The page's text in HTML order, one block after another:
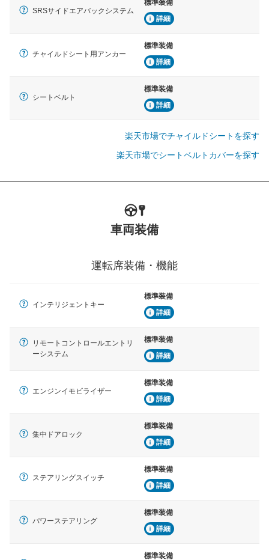
SRSサイドエアバックシステム
標準装備
詳細
チャイルドシート用アンカー
標準装備
詳細
シートベルト
標準装備
詳細
楽天市場でチャイルドシートを探す
楽天市場でシートベルトカバーを探す
車両装備
運転席装備・機能
インテリジェントキー
標準装備
詳細
リモートコントロールエントリ
ーシステム
標準装備
詳細
エンジンイモビライザー
標準装備
詳細
集中ドアロック
標準装備
詳細
ステアリングスイッチ
標準装備
詳細
パワーステアリング
標準装備
詳細
標準装備